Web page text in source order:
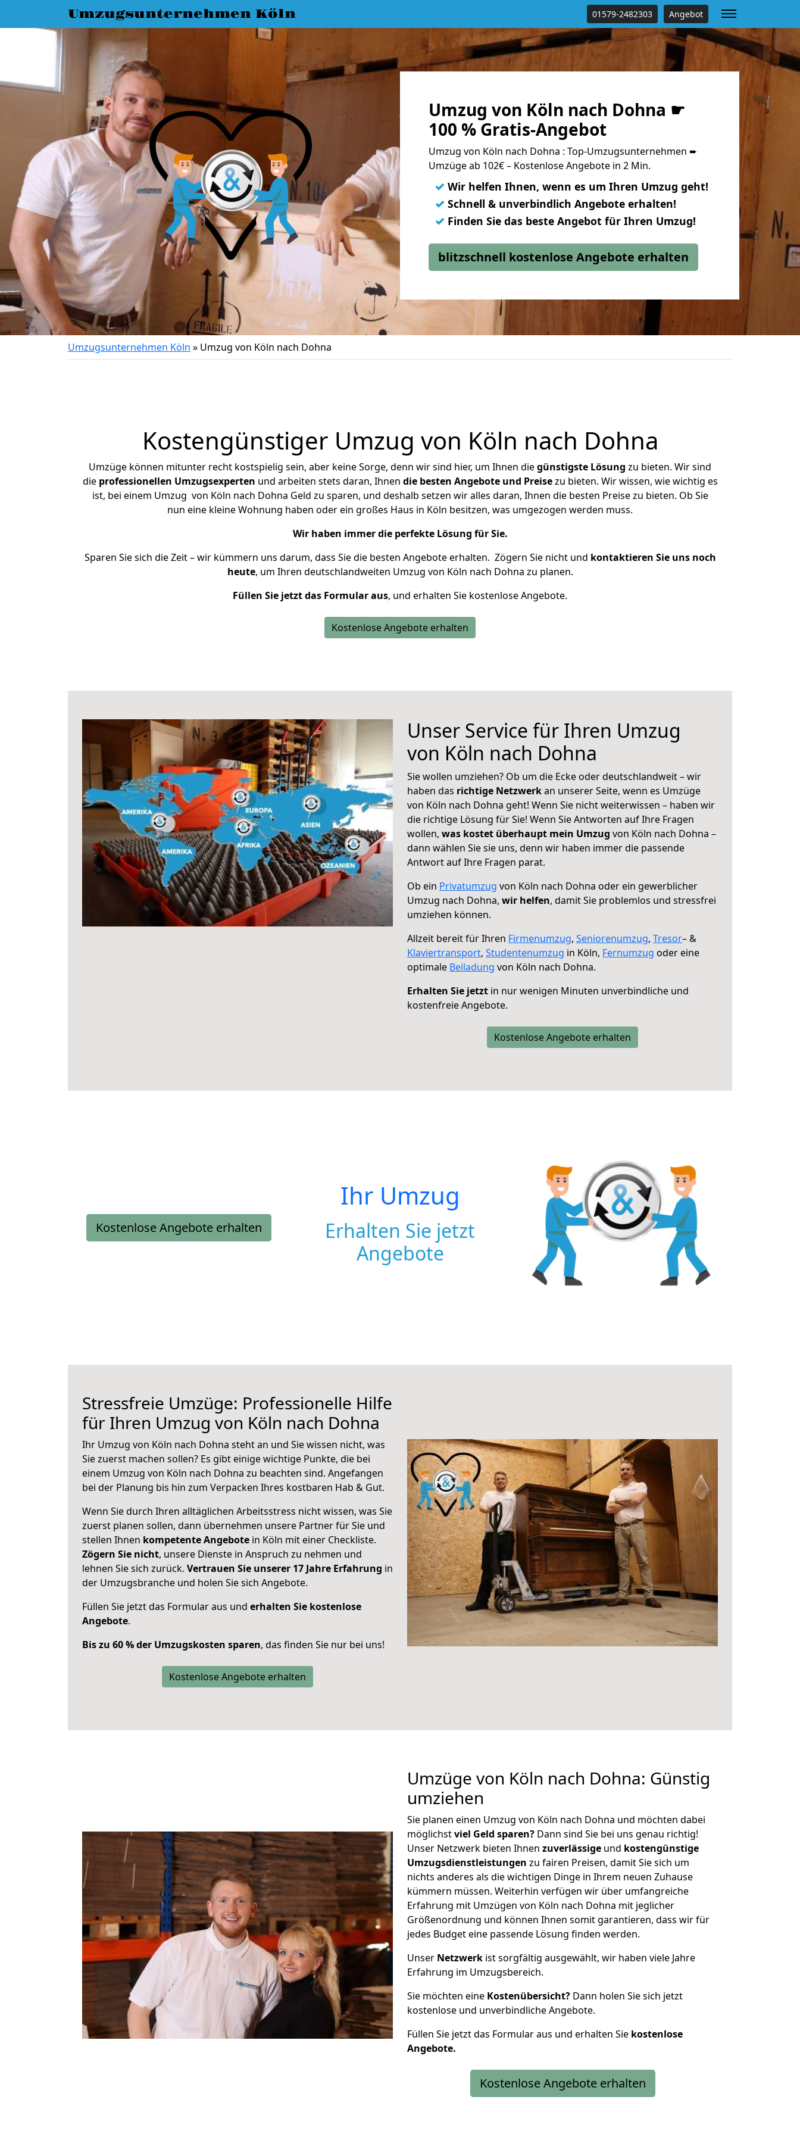
Umzugsunternehmen Köln 01579-2482303 Angebot
Umzug von Köln nach Dohna ☛
100 % Gratis-Angebot
Umzug von Köln nach Dohna : Top-Umzugsunternehmen ➨
Umzüge ab 102€ – Kostenlose Angebote in 2 Min.
✓ Wir helfen Ihnen, wenn es um Ihren Umzug geht!
✓ Schnell & unverbindlich Angebote erhalten!
✓ Finden Sie das beste Angebot für Ihren Umzug!
blitzschnell kostenlose Angebote erhalten
Umzugsunternehmen Köln » Umzug von Köln nach Dohna
Kostengünstiger Umzug von Köln nach Dohna
Umzüge können mitunter recht kostspielig sein, aber keine Sorge, denn wir sind hier, um Ihnen diegünstigste Lösung zu bieten. Wir sind
die professionellen Umzugsexperten und arbeiten stets daran, Ihnen die besten Angebote und Preisezu bieten. Wir wissen, wie wichtig es
ist, bei einem Umzug von Köln nach Dohna Geld zu sparen, und deshalb setzen wir alles daran, Ihnen die besten Preise zu bieten. Ob Sie
nun eine kleine Wohnung haben oder ein großes Haus in Köln besitzen, was umgezogen werden muss.
Wir haben immer die perfekte Lösung für Sie.
Sparen Sie sich die Zeit – wir kümmern uns darum, dass Sie die besten Angebote erhalten. Zögern Sie nicht und kontaktieren Sie uns noch
heute, um Ihren deutschlandweiten Umzug von Köln nach Dohna zu planen.
Füllen Sie jetzt das Formular aus, und erhalten Sie kostenlose Angebote.
Kostenlose Angebote erhalten
Unser Service für Ihren Umzug
von Köln nach Dohna
Sie wollen umziehen? Ob um die Ecke oder deutschlandweit – wir
haben das richtige Netzwerkan unserer Seite, wenn es Umzüge
von Köln nach Dohna geht! Wenn Sie nicht weiterwissen – haben wir
die richtige Lösung für Sie! Wenn Sie Antworten auf Ihre Fragen
wollen, was kostet überhaupt mein Umzug von Köln nach Dohna –
dann wählen Sie sie uns, denn wir haben immer die passende
Antwort auf Ihre Fragen parat.
Ob ein Privatumzug von Köln nach Dohna oder ein gewerblicher
Umzug nach Dohna, wir helfen, damit Sie problemlos und stressfrei
umziehen können.
Allzeit bereit für Ihren Firmenumzug, Seniorenumzug, Tresor– &
Klaviertransport, Studentenumzug in Köln, Fernumzug oder eine
optimale Beiladung von Köln nach Dohna.
Erhalten Sie jetzt in nur wenigen Minuten unverbindliche und
kostenfreie Angebote.
Kostenlose Angebote erhalten
Kostenlose Angebote erhalten
Ihr Umzug
Erhalten Sie jetzt
Angebote
Stressfreie Umzüge: Professionelle Hilfe
für Ihren Umzug von Köln nach Dohna
Ihr Umzug von Köln nach Dohna steht an und Sie wissen nicht, was
Sie zuerst machen sollen? Es gibt einige wichtige Punkte, die bei
einem Umzug von Köln nach Dohna zu beachten sind. Angefangen
bei der Planung bis hin zum Verpacken Ihres kostbaren Hab & Gut.
Wenn Sie durch Ihren alltäglichen Arbeitsstress nicht wissen, was Sie
zuerst planen sollen, dann übernehmen unsere Partner für Sie und
stellen Ihnen kompetente Angebote in Köln mit einer Checkliste.
Zögern Sie nicht, unsere Dienste in Anspruch zu nehmen und
lehnen Sie sich zurück. Vertrauen Sie unserer 17 Jahre Erfahrung in
der Umzugsbranche und holen Sie sich Angebote.
Füllen Sie jetzt das Formular aus und erhalten Sie kostenlose
Angebote.
Bis zu 60 % der Umzugskosten sparen, das finden Sie nur bei uns!
Kostenlose Angebote erhalten
Umzüge von Köln nach Dohna: Günstig
umziehen
Sie planen einen Umzug von Köln nach Dohna und möchten dabei
möglichstviel Geld sparen? Dann sind Sie bei uns genau richtig!
Unser Netzwerk bieten Ihnen zuverlässige und kostengünstige
Umzugsdienstleistungen zu fairen Preisen, damit Sie sich um
nichts anderes als die wichtigen Dinge in Ihrem neuen Zuhause
kümmern müssen. Weiterhin verfügen wir über umfangreiche
Erfahrung mit Umzügen von Köln nach Dohna mit jeglicher
Größenordnung und können Ihnen somit garantieren, dass wir für
jedes Budget eine passende Lösung finden werden.
Unser Netzwerk ist sorgfältig ausgewählt, wir haben viele Jahre
Erfahrung im Umzugsbereich.
Sie möchten eine Kostenübersicht? Dann holen Sie sich jetzt
kostenlose und unverbindliche Angebote.
Füllen Sie jetzt das Formular aus und erhalten Sie kostenlose
Angebote.
Kostenlose Angebote erhalten